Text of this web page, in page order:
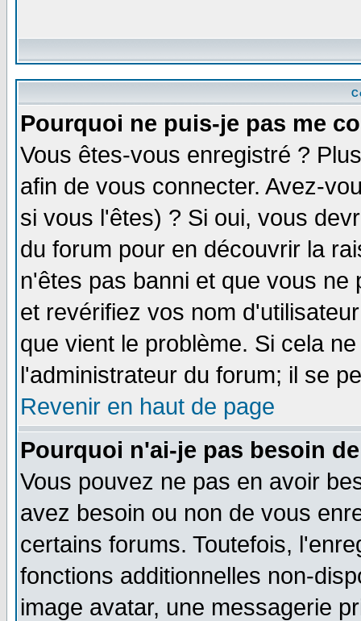
Pourquoi ne puis-je pas me
Vous êtes-vous enregistré ?
afin de vous connecter. Avez-
si vous l'êtes) ? Si oui, vous
du forum pour en découvrir la
n'êtes pas banni et que vous
et revérifiez vos nom
que vient le problème. Si cela
l'administrateur du forum; il se
Revenir en haut de page
Pourquoi n'ai-je pas besoin
Vous pouvez ne pas en avoir
avez besoin ou non de vous
certains forums. Toutefois,
fonctions additionnelles non-
image avatar, une messagerie